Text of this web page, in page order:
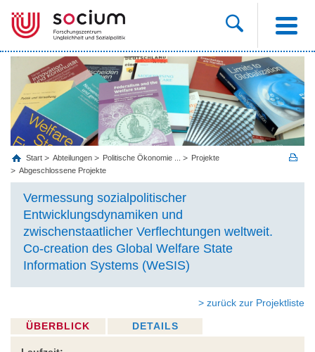
Start Abteilungen Politische Ökonomie ...
Projekte
Abgeschlossene Projekte
Vermessung sozialpolitischer
Entwicklungsdynamiken und
zwischenstaatlicher Verflechtungen weltweit.
Co-creation des Global Welfare State
Information Systems (WeSIS)
> zurück zur Projektliste
ÜBERBLICK DETAILS